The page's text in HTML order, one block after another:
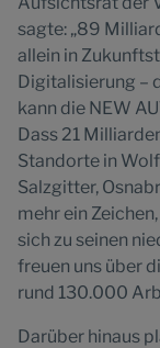
sagte: „89
allein in
Digitalisierung –
kann die NEW
Dass 21
Standorte in
Salzgitter,
mehr ein
sich zu seinen
freuen uns über
rund 130.000
Darüber hinaus